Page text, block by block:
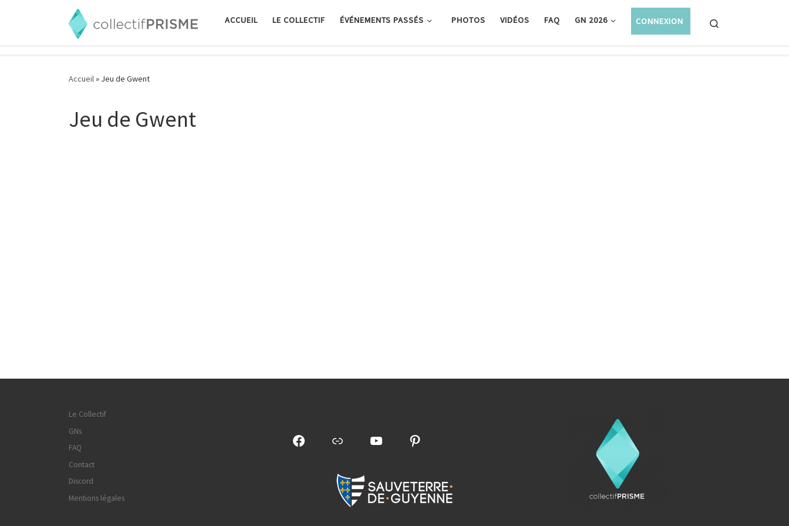
Passer au contenu ACCUEIL LE COLLECTIF ÉVÉNEMENTS PASSÉS PHOTOS VIDÉOS FAQ GN 2026 CONNEXION
Accueil » Jeu de Gwent
Jeu de Gwent
Le Collectif
GNs
FAQ
Contact
Discord
Mentions légales